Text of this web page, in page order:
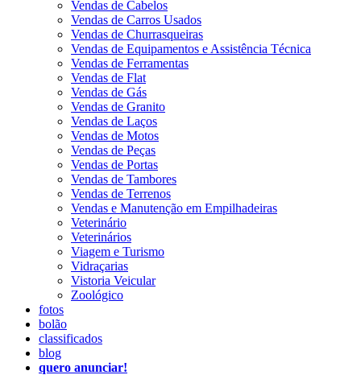
Vendas de Cabelos
Vendas de Carros Usados
Vendas de Churrasqueiras
Vendas de Equipamentos e Assistência Técnica
Vendas de Ferramentas
Vendas de Flat
Vendas de Gás
Vendas de Granito
Vendas de Laços
Vendas de Motos
Vendas de Peças
Vendas de Portas
Vendas de Tambores
Vendas de Terrenos
Vendas e Manutenção em Empilhadeiras
Veterinário
Veterinários
Viagem e Turismo
Vidraçarias
Vistoria Veicular
Zoológico
fotos
bolão
classificados
blog
quero anunciar!